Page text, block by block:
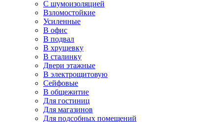
С шумоизоляцией
Взломостойкие
Усиленные
В офис
В подвал
В хрущевку
В сталинку
Двери этажные
В электрощитовую
Сейфовые
В общежитие
Для гостиниц
Для магазинов
Для подсобных помещений